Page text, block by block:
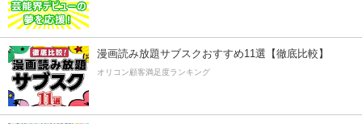
漫画読み放題サブスクおすすめ11選【徹底比較】
オリコン顧客満足度ランキング